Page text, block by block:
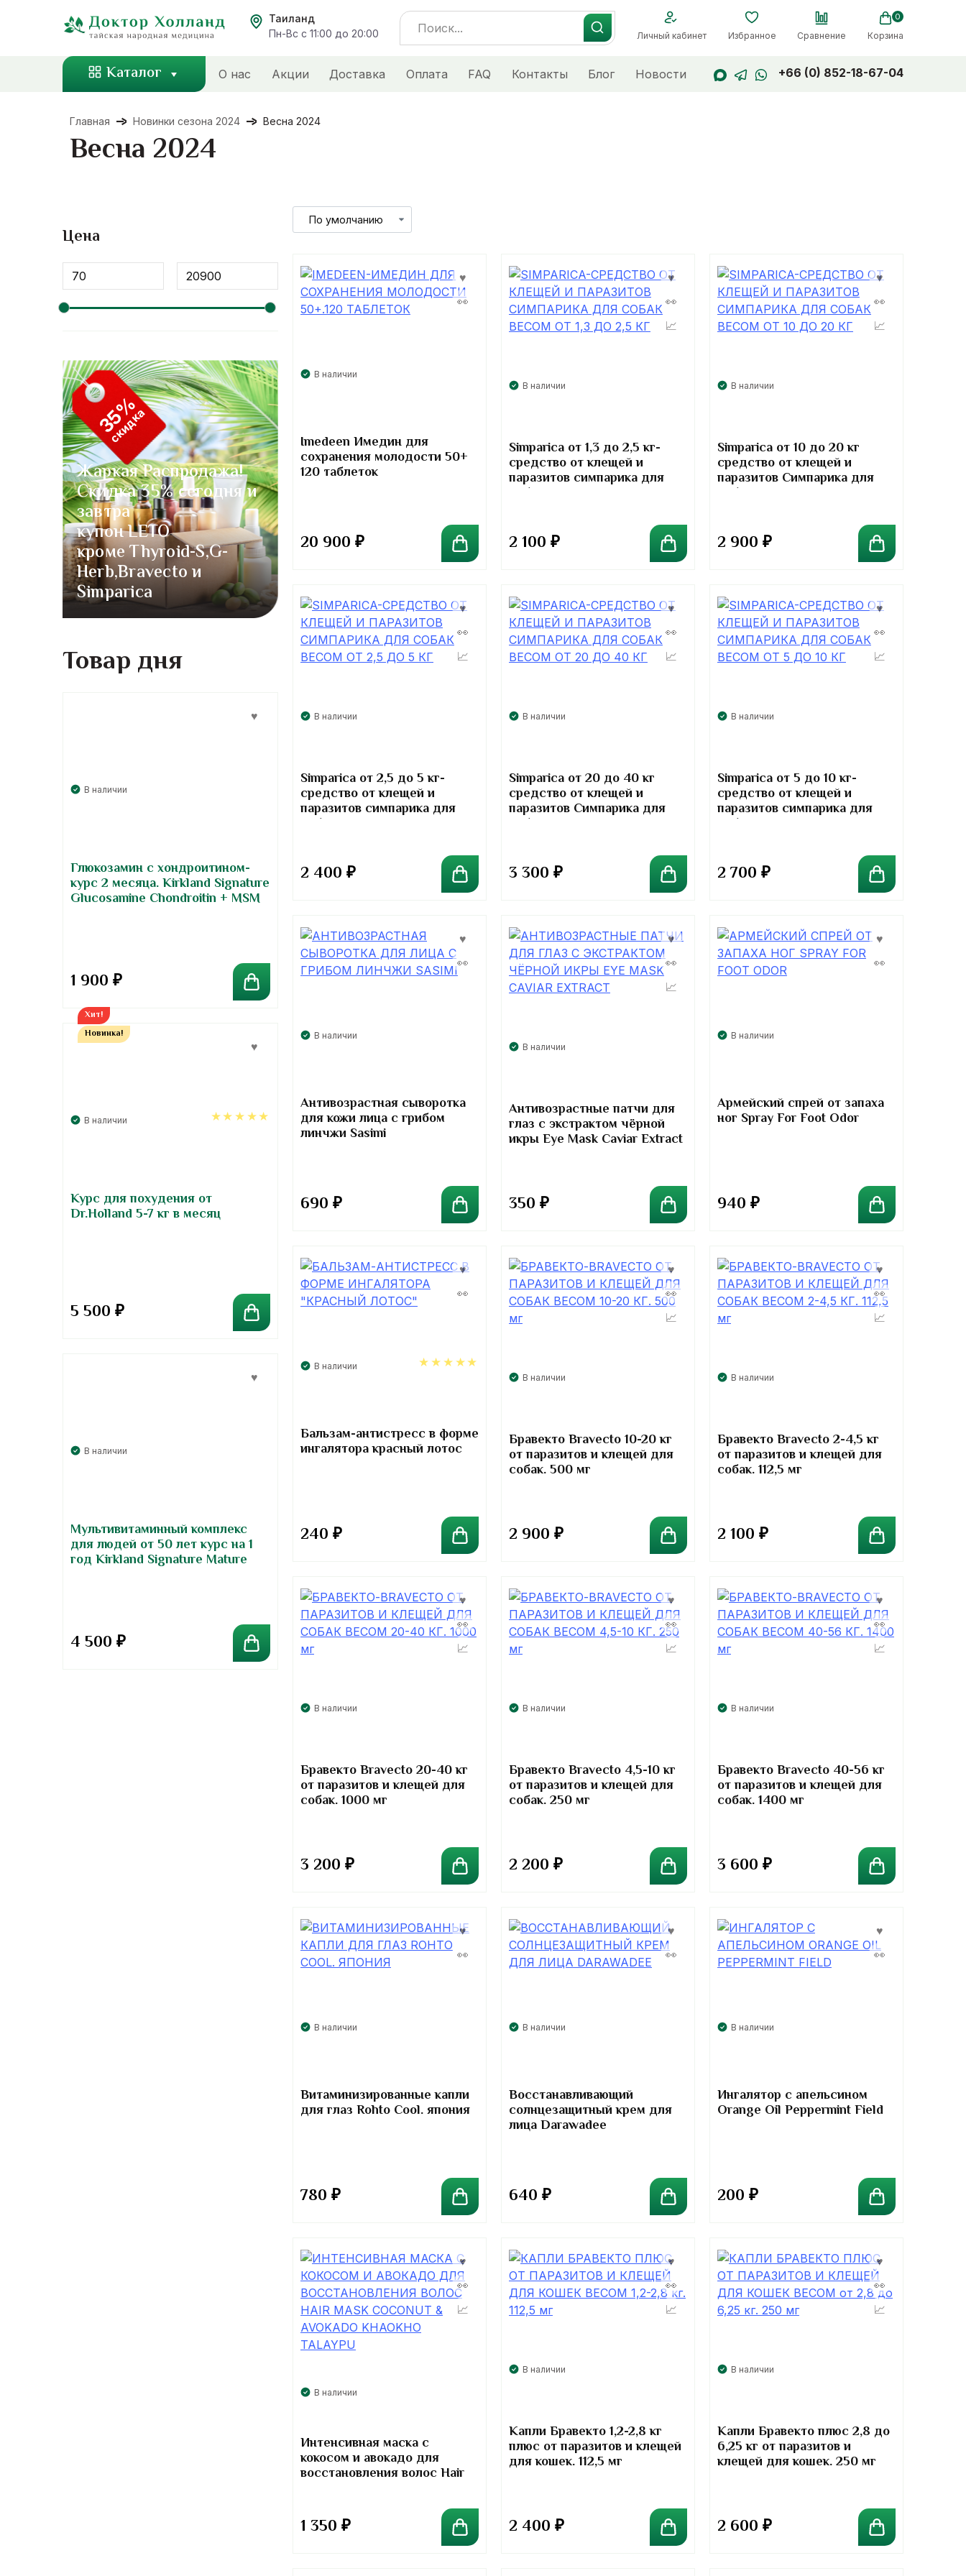
Таиланд
Пн-Вс с 11:00 до 20:00
Search
for:
Личный кабинет Избранное Сравнение
0
Корзина
Каталог О нас Акции Доставка Оплата FAQ Контакты Блог Новости +66 (0) 852-18-67-04
Главная Новинки сезона 2024 Весна 2024
Весна 2024
В наличии
Imedeen Имедин для
сохранения молодости 50+
120 таблеток
20 900 ₽
В наличии
Simparica от 1,3 до 2,5 кг-
средство от клещей и
паразитов симпарика для
собак
2 100 ₽
В наличии
Simparica от 10 до 20 кг
средство от клещей и
паразитов Симпарика для
собак
2 900 ₽
В наличии
Simparica от 2,5 до 5 кг-
средство от клещей и
паразитов симпарика для
собак
2 400 ₽
В наличии
Simparica от 20 до 40 кг
средство от клещей и
паразитов Симпарика для
собак
3 300 ₽
В наличии
Simparica от 5 до 10 кг-
средство от клещей и
паразитов симпарика для
собак
2 700 ₽
В наличии
Антивозрастная сыворотка
для кожи лица с грибом
линчжи Sasimi
690 ₽
В наличии
Антивозрастные патчи для
глаз с экстрактом чёрной
икры Eye Mask Caviar Extract
350 ₽
В наличии
Армейский спрей от запаха
ног Spray For Foot Odor
940 ₽
В наличии
Бальзам-антистресс в форме
ингалятора красный лотос
240 ₽
В наличии
Бравекто Bravecto 10-20 кг
от паразитов и клещей для
собак. 500 мг
2 900 ₽
В наличии
Бравекто Bravecto 2-4,5 кг
от паразитов и клещей для
собак. 112,5 мг
2 100 ₽
В наличии
Бравекто Bravecto 20-40 кг
от паразитов и клещей для
собак. 1000 мг
3 200 ₽
В наличии
Бравекто Bravecto 4,5-10 кг
от паразитов и клещей для
собак. 250 мг
2 200 ₽
В наличии
Бравекто Bravecto 40-56 кг
от паразитов и клещей для
собак. 1400 мг
3 600 ₽
В наличии
Витаминизированные капли
для глаз Rohto Cool. япония
780 ₽
В наличии
Восстанавливающий
солнцезащитный крем для
лица Darawadee
640 ₽
В наличии
Ингалятор с апельсином
Orange Oil Peppermint Field
200 ₽
В наличии
Интенсивная маска с
кокосом и авокадо для
восстановления волос Hair
1 350 ₽
В наличии
Капли Бравекто 1,2-2,8 кг
плюс от паразитов и клещей
для кошек. 112,5 мг
2 400 ₽
В наличии
Капли Бравекто плюс 2,8 до
6,25 кг от паразитов и
клещей для кошек. 250 мг
2 600 ₽
Цена
35%
скидка
Жаркая Распродажа!
Скидка 35% сегодня и
завтра
купон LETO
кроме Thyroid-S,G-
Herb,Bravecto и
Simparica
Товар дня
В наличии
Глюкозамин с хондроитином-
курс 2 месяца. Kirkland Signature
Glucosamine Chondroitin + MSM
1 900 ₽
Хит!
Новинка!
В наличии
Курс для похудения от
Dr.Holland 5-7 кг в месяц
5 500 ₽
В наличии
Мультивитаминный комплекс
для людей от 50 лет курс на 1
год Kirkland Signature Mature
4 500 ₽